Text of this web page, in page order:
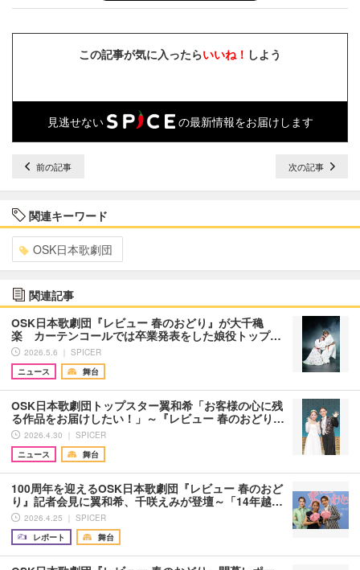
この記事が気に入ったらいいね！ しよう
見逃せない の最新情報をお届けします
前の記事 次の記事
関連キーワード
OSK日本歌劇団
関連記事
OSK日本歌劇団『レビュー 春のおどり』が大千穐
楽 カーテンコールでは卒業発表をした娘役トップ…
2026.5.6 ｜ SPICER
ニュース
舞台
OSK日本歌劇団トップスター翼和希「お客様の心に残
る作品をお届けしたい！」～『レビュー 春のおどり…
2026.4.30 ｜ SPICER
ニュース
舞台
100周年を迎えるOSK日本歌劇団『レビュー 春のおど
り』記者会見に翼和希、千咲えみが登壇～「14年越…
2026.4.25 ｜ SPICER
レポート
舞台